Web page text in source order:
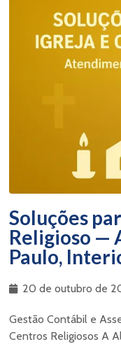
Soluções
Religioso —
Paulo,
20 de outubro de
Gestão Contábil e
Centros Religiosos A